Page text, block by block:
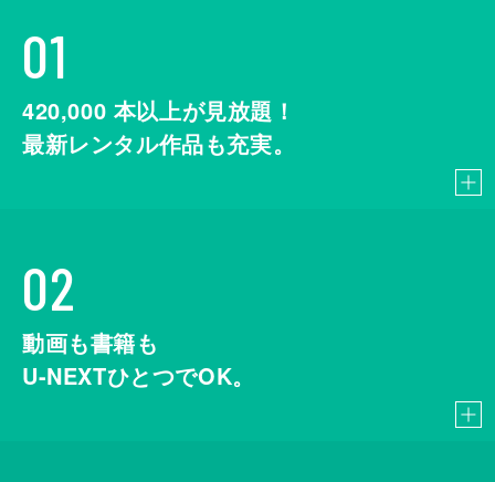
01
420,000 本以上が見放題！
最新レンタル作品も充実。
02
動画も書籍も
U-NEXTひとつでOK。